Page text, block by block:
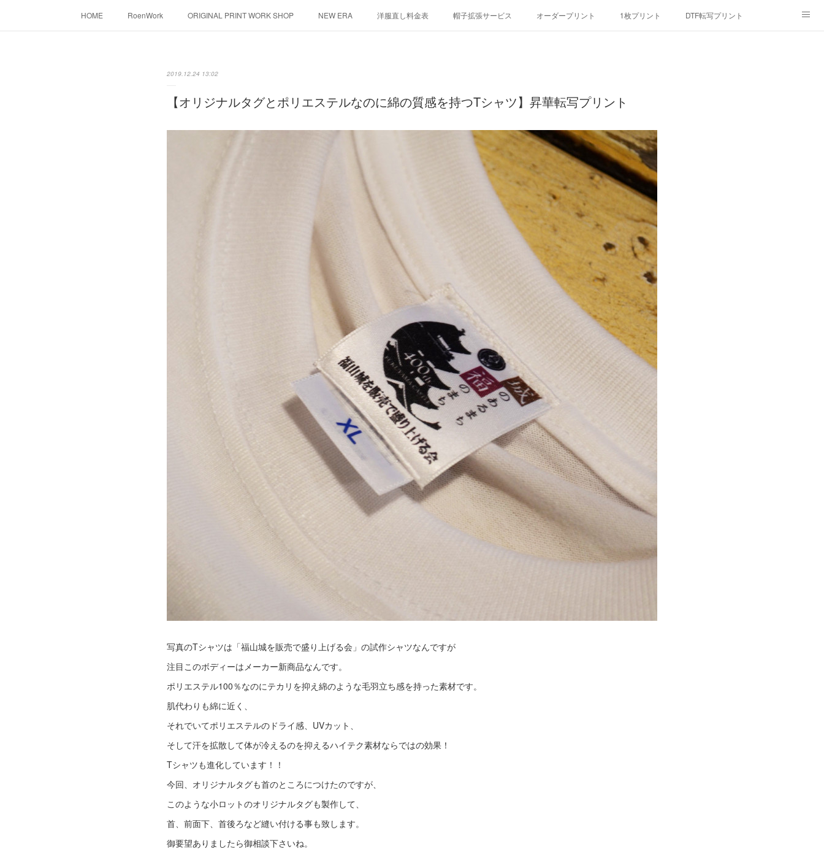
HOME RoenWork ORIGINAL PRINT WORK SHOP NEW ERA 洋服直し料金表 帽子拡張サービス オーダープリント 1枚プリント DTF転写プリント
2019.12.24 13:02
【オリジナルタグとポリエステルなのに綿の質感を持つTシャツ】昇華転写プリント
写真のTシャツは「福山城を販売で盛り上げる会」の試作シャツなんですが
注目このボディーはメーカー新商品なんです。
ポリエステル100％なのにテカリを抑え綿のような毛羽立ち感を持った素材です。
肌代わりも綿に近く、
それでいてポリエステルのドライ感、UVカット、
そして汗を拡散して体が冷えるのを抑えるハイテク素材ならではの効果！
Tシャツも進化しています！！
今回、オリジナルタグも首のところにつけたのですが、
このような小ロットのオリジナルタグも製作して、
首、前面下、首後ろなど縫い付ける事も致します。
御要望ありましたら御相談下さいね。